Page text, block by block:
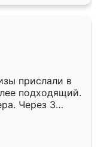
прислали в
подходящий.
Через 3
Остались
Ренессанс